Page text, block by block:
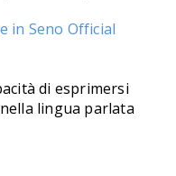
in Seno Official
di esprimersi
lingua parlata